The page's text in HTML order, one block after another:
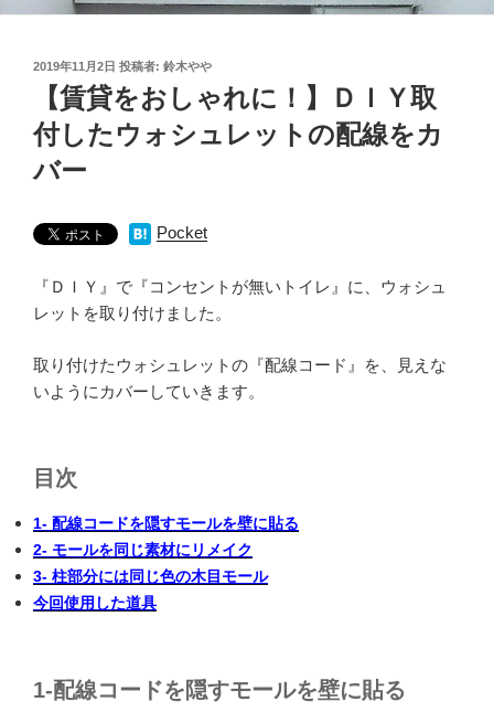
投
2019年11月2日 投稿者: 鈴木やや
【賃貸をおしゃれに！】ＤＩＹ取
付したウォシュレットの配線をカ
バー
Pocket
『ＤＩＹ』で『コンセントが無いトイレ』に、ウォシュ
レットを取り付けました。
取り付けたウォシュレットの『配線コード』を、見えな
いようにカバーしていきます。
目次
1- 配線コードを隠すモールを壁に貼る
2- モールを同じ素材にリメイク
3- 柱部分には同じ色の木目モール
今回使用した道具
1-配線コードを隠すモールを壁に貼る